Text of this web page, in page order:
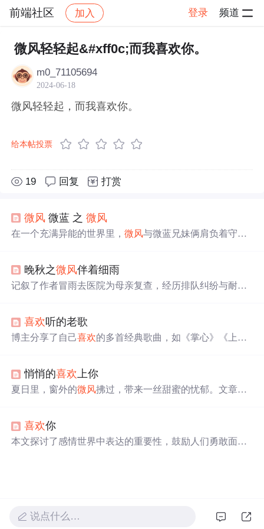
前端社区 加入 登录 频道
社区 前端社区 感慨 帖子详情
微风轻轻起&#xff0c;而我喜欢你。
m0_71105694
2024-06-18
微风轻轻起，而我喜欢你。
给本帖投票
19 回复 打赏
微风 微蓝 之微风
在一个充满异能的世界里，微风与微蓝兄妹俩肩负着守护
晚秋之微风伴着细雨
记叙了作者冒雨去医院为母亲复查，经历排队纠纷与耐心
的共鸣和生活哲理的思考。
喜欢听的老歌
博主分享了自己喜欢的多首经典歌曲，如《掌心》《上海
家人的情感。
悄悄的喜欢上你
夏日里，窗外的微风拂过，带来一丝甜蜜的忧郁。文章讲
的温暖与慰藉，表达了对于遇见这样一个人的幸福感受。
喜欢你
本文探讨了感情世界中表达的重要性，鼓励人们勇敢面对
说点什么…